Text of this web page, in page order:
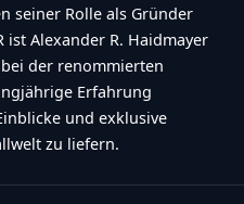
seiner Rolle als Gründer
Alexander R. Haidmayer
der renommierten
Erfahrung
und exklusive
zu liefern.